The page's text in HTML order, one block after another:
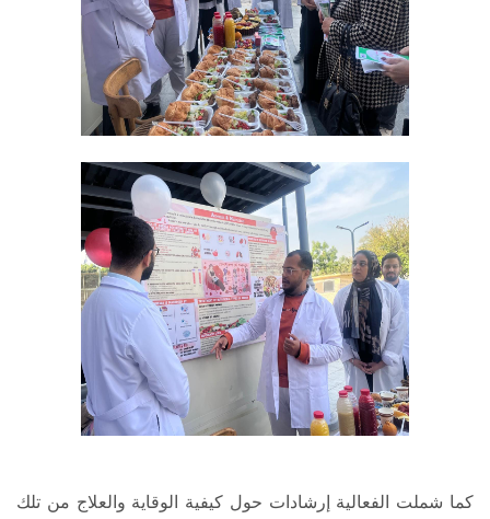
كما شملت الفعالية إرشادات حول كيفية الوقاية والعلاج من تلك